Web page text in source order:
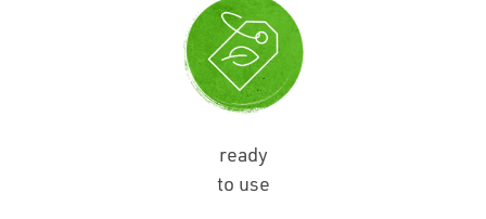
ready
to use